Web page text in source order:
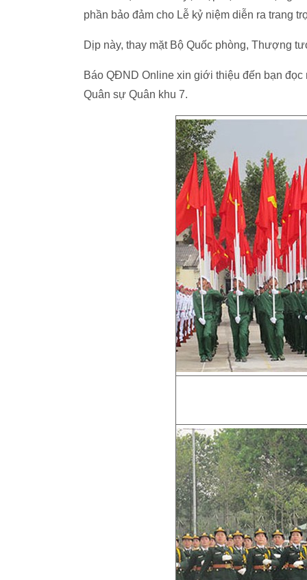
phần bảo đảm cho Lễ kỷ niệm diễn ra trang
Dịp này, thay mặt Bộ Quốc phòng, Thượng
Báo QĐND Online xin giới thiệu đến bạn
Quân sự Quân khu 7.